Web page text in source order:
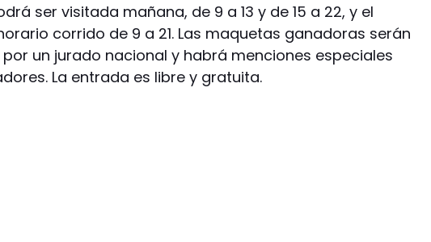
ser visitada mañana, de 9 a 13 y de 15 a 22, y el
corrido de 9 a 21. Las maquetas ganadoras serán
un jurado nacional y habrá menciones especiales
La entrada es libre y gratuita.